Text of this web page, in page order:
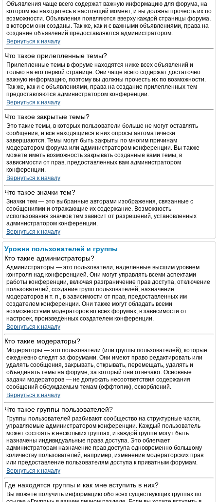
Объявления чаще всего содержат важную информацию для форума, на
котором вы находитесь в настоящий момент, и вы должны прочесть их по
возможности. Объявления появляются вверху каждой страницы форума,
в котором они созданы. Так же, как и с важными объявлениями, права на
создание объявлений предоставляются администратором.
Вернуться к началу
Что такое прилепленные темы?
Прилепленные темы в форуме находятся ниже всех объявлений и
только на его первой странице. Они чаще всего содержат достаточно
важную информацию, поэтому вы должны прочесть их по возможности.
Так же, как и с объявлениями, права на создание прилепленных тем
предоставляются администратором конференции.
Вернуться к началу
Что такое закрытые темы?
Это такие темы, в которых пользователи больше не могут оставлять
сообщения, и все находящиеся в них опросы автоматически
завершаются. Темы могут быть закрыты по многим причинам
модератором форума или администратором конференции. Вы также
можете иметь возможность закрывать созданные вами темы, в
зависимости от прав, предоставленных вам администратором
конференции.
Вернуться к началу
Что такое значки тем?
Значки тем — это выбранные авторами изображения, связанные с
сообщениями и отражающие их содержание. Возможность
использования значков тем зависит от разрешений, установленных
администратором конференции.
Вернуться к началу
Уровни пользователей и группы
Кто такие администраторы?
Администраторы — это пользователи, наделённые высшим уровнем
контроля над конференцией. Они могут управлять всеми аспектами
работы конференции, включая разграничение прав доступа, отключение
пользователей, создание групп пользователей, назначение
модераторов и т. п., в зависимости от прав, предоставленных им
создателем конференции. Они также могут обладать всеми
возможностями модераторов во всех форумах, в зависимости от
настроек, произведённых создателем конференции.
Вернуться к началу
Кто такие модераторы?
Модераторы — это пользователи (или группы пользователей), которые
ежедневно следят за форумами. Они имеют право редактировать или
удалять сообщения, закрывать, открывать, перемещать, удалять и
объединять темы на форуме, за который они отвечают. Основные
задачи модераторов — не допускать несоответствия содержания
сообщений обсуждаемым темам (оффтопик), оскорблений.
Вернуться к началу
Что такое группы пользователей?
Группы пользователей разбивают сообщество на структурные части,
управляемые администратором конференции. Каждый пользователь
может состоять в нескольких группах, и каждой группе могут быть
назначены индивидуальные права доступа. Это облегчает
администраторам назначение прав доступа одновременно большому
количеству пользователей, например, изменение модераторских прав
или предоставление пользователям доступа к приватным форумам.
Вернуться к началу
Где находятся группы и как мне вступить в них?
Вы можете получить информацию обо всех существующих группах по